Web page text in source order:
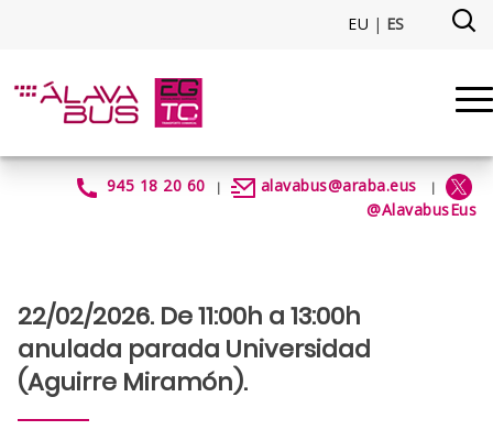
EU | ES
AnuladaParadaUniversidad -
945 18 20 60 | alavabus@araba.eus |
@AlavabusEus
22/02/2026. De 11:00h a 13:00h
anulada parada Universidad
(Aguirre Miramón).